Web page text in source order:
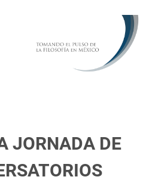
JORNADA DE